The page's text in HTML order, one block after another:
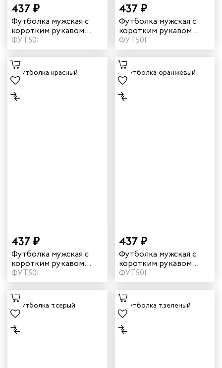
437 ₽
Футболка мужская с
коротким рукавом
цвет василек
ФУТ501
437 ₽
Футболка мужская с
коротким рукавом
цвет желтый
ФУТ501
437 ₽
Футболка мужская с
коротким рукавом
цвет красный
ФУТ501
437 ₽
Футболка мужская с
коротким рукавом
цвет оранжевый
ФУТ501